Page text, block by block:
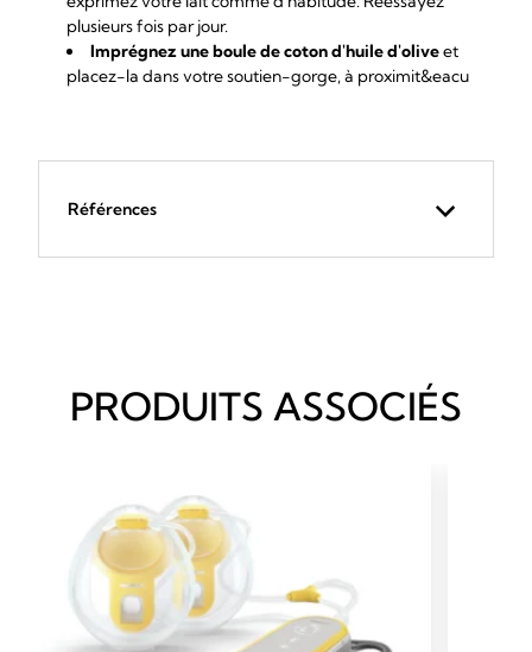
plusieurs fois par jour.
Imprégnez une boule de coton d'huile d'oliveet
placez-la dans votre soutien-gorge, à proximit&eacu
Références
PRODUITS ASSOCIÉS